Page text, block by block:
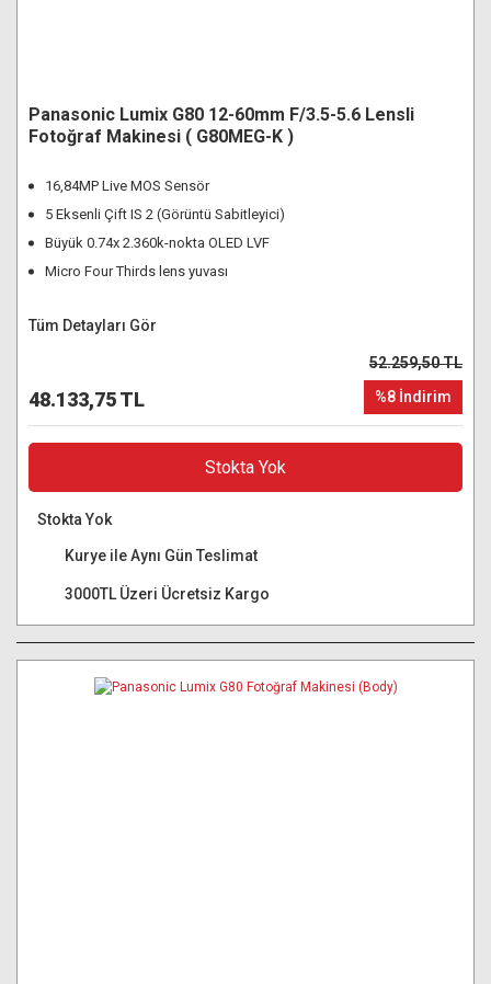
Panasonic Lumix G80 12-60mm F/3.5-5.6 Lensli
Fotoğraf Makinesi ( G80MEG-K )
16,84MP Live MOS Sensör
5 Eksenli Çift IS 2 (Görüntü Sabitleyici)
Büyük 0.74x 2.360k-nokta OLED LVF
Micro Four Thirds lens yuvası
Tüm Detayları Gör
48.133,75 TL
52.259,50 TL
%8 İndirim
Stokta Yok
Stokta Yok
Kurye ile Aynı Gün Teslimat
3000TL Üzeri Ücretsiz Kargo